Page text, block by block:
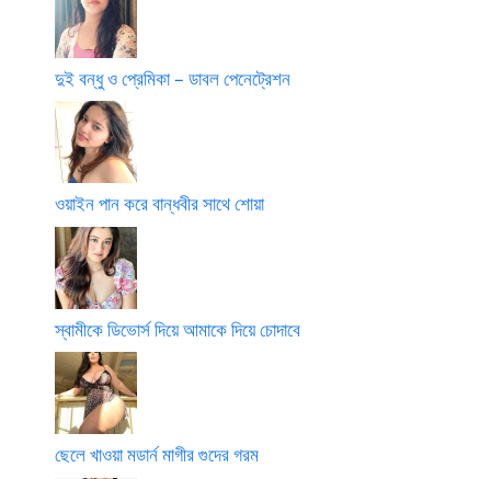
দুই বন্ধু ও প্রেমিকা – ডাবল পেনেট্রেশন
ওয়াইন পান করে বান্ধবীর সাথে শোয়া
স্বামীকে ডিভোর্স দিয়ে আমাকে দিয়ে চোদাবে
ছেলে খাওয়া মডার্ন মাগীর গুদের গরম